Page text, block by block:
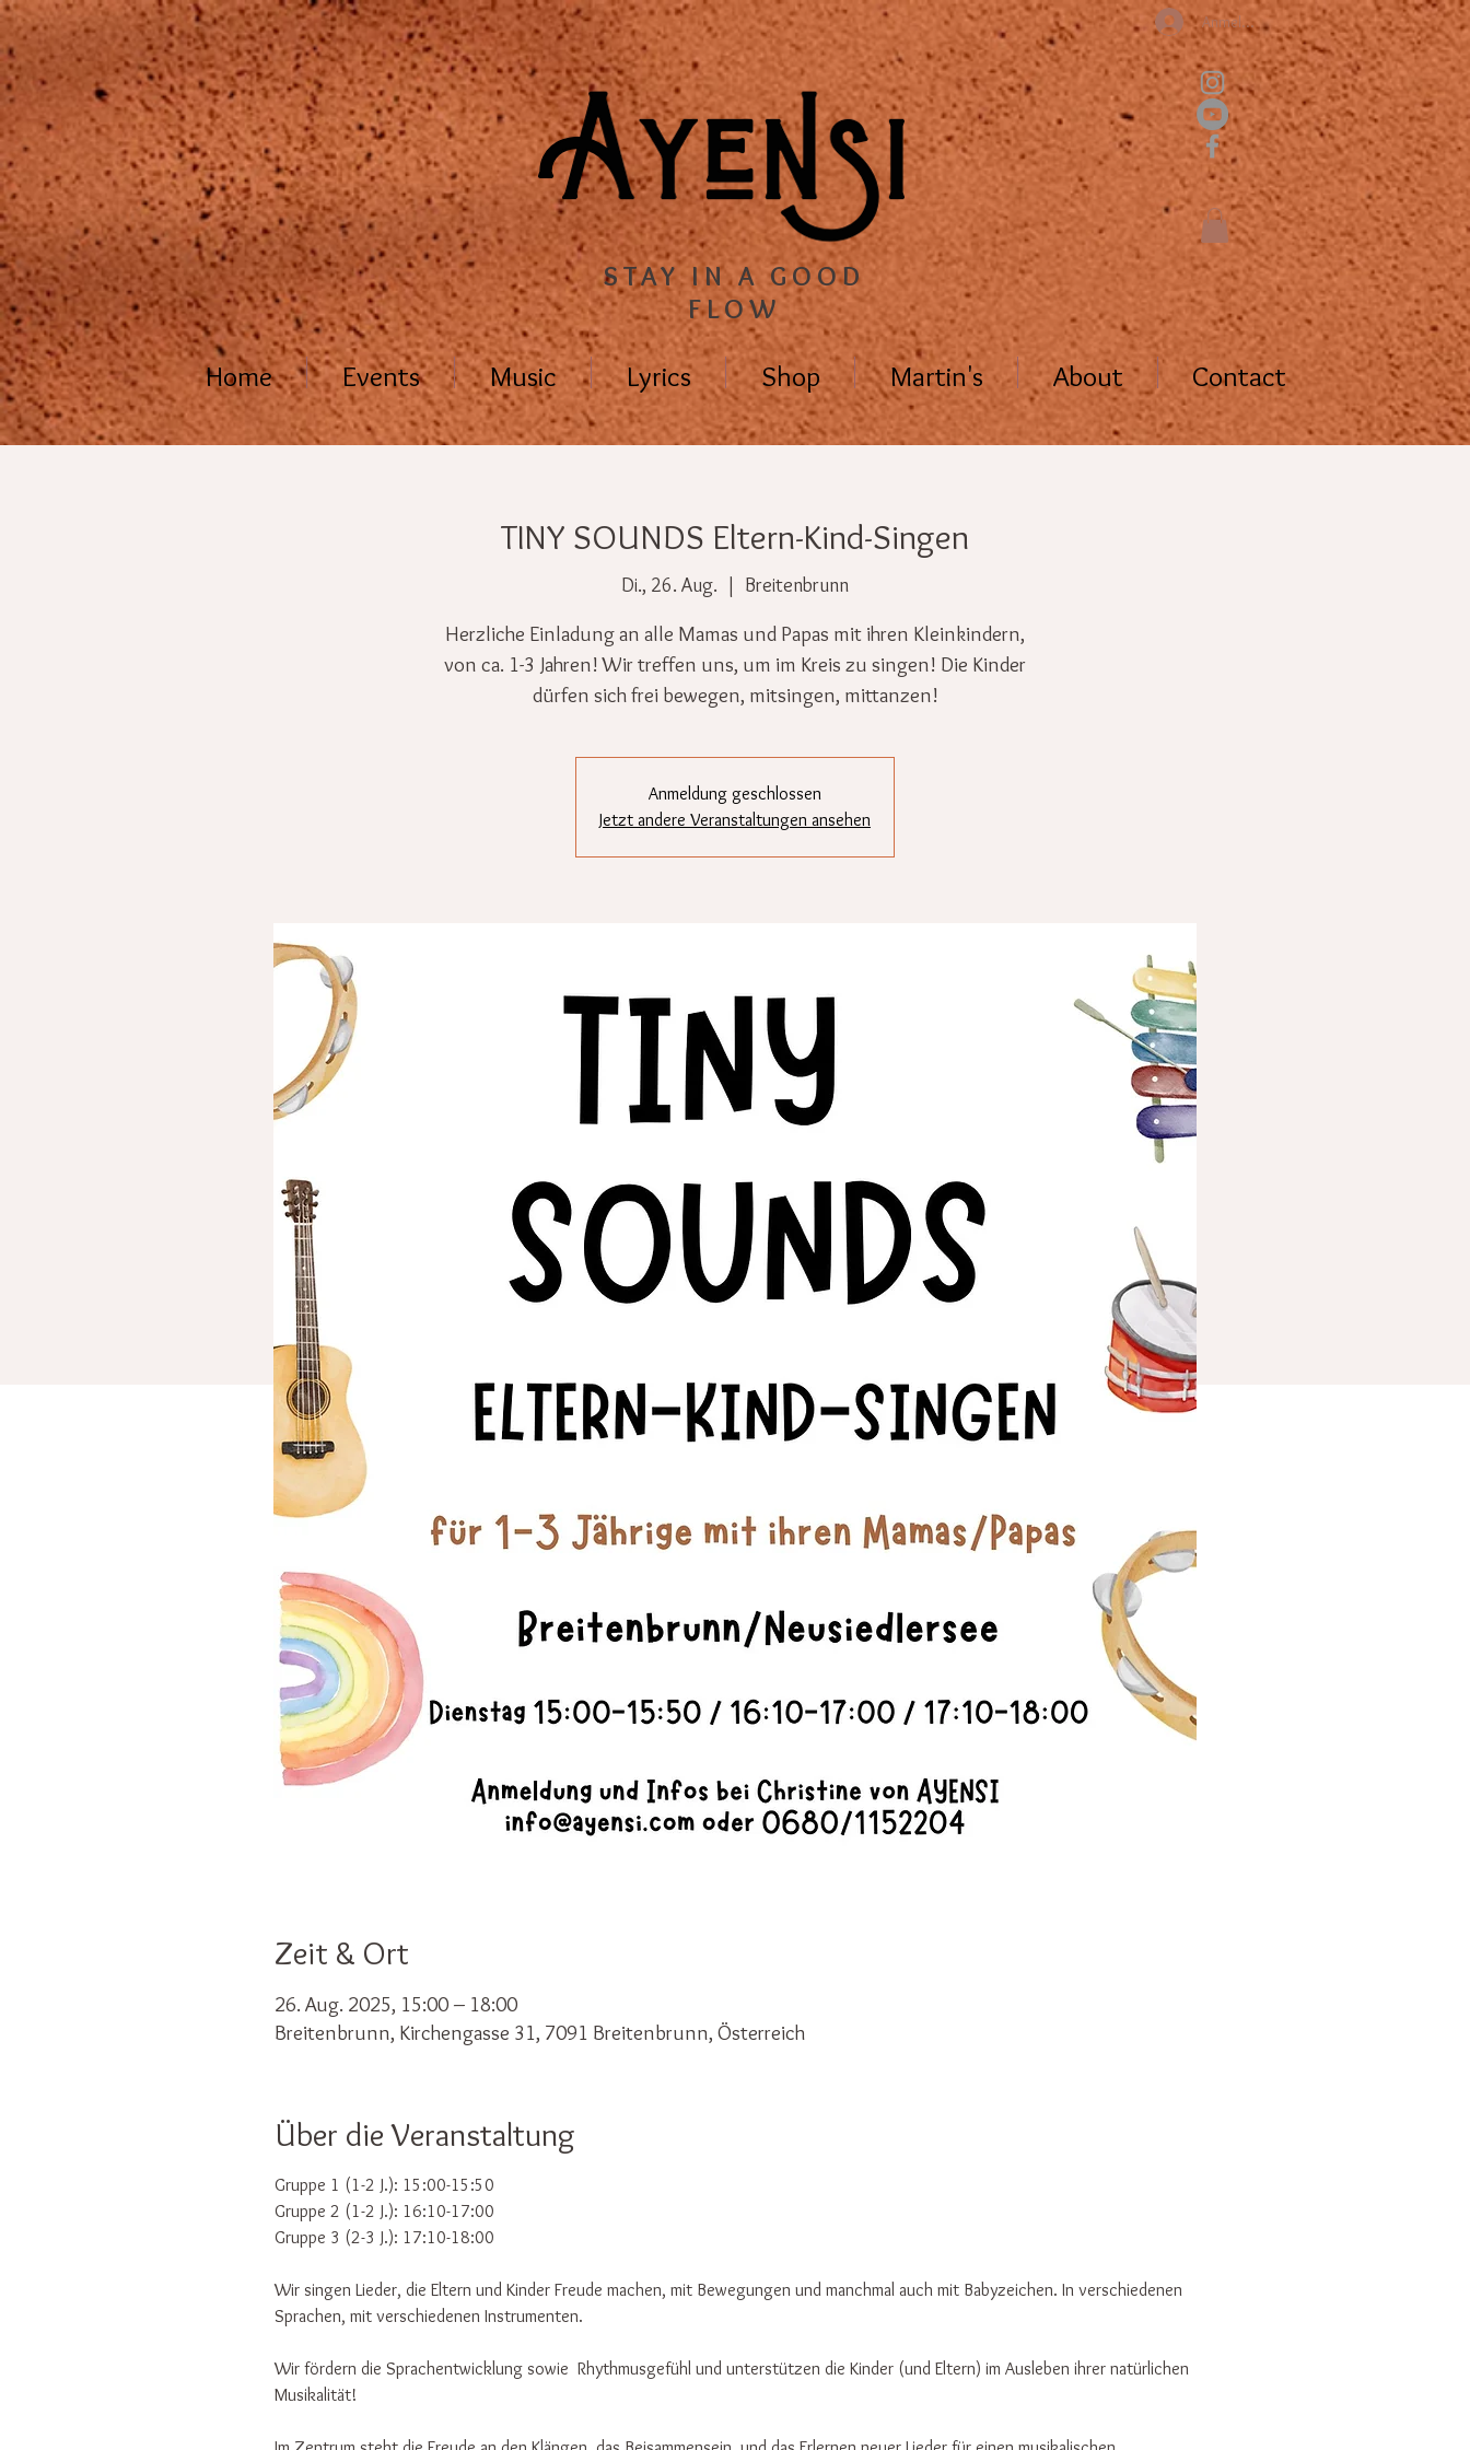
Anmelden
STAY IN A GOOD
FLOW
Home Events Music Lyrics Shop Martin's About Contact
TINY SOUNDS Eltern-Kind-Singen
Di., 26. Aug. Breitenbrunn
Herzliche Einladung an alle Mamas und Papas mit ihren Kleinkindern,
von ca. 1-3 Jahren! Wir treffen uns, um im Kreis zu singen! Die Kinder
dürfen sich frei bewegen, mitsingen, mittanzen!
Anmeldung geschlossen
Jetzt andere Veranstaltungen ansehen
Zeit & Ort
26. Aug. 2025, 15:00 – 18:00
Breitenbrunn, Kirchengasse 31, 7091 Breitenbrunn, Österreich
Über die Veranstaltung
Gruppe 1 (1-2 J.): 15:00-15:50
Gruppe 2 (1-2 J.): 16:10-17:00
Gruppe 3 (2-3 J.): 17:10-18:00
Wir singen Lieder, die Eltern und Kinder Freude machen, mit Bewegungen und manchmal auch mit Babyzeichen. In verschiedenen
Sprachen, mit verschiedenen Instrumenten.
Wir fördern die Sprachentwicklung sowie  Rhythmusgefühl und unterstützen die Kinder (und Eltern) im Ausleben ihrer natürlichen
Musikalität!